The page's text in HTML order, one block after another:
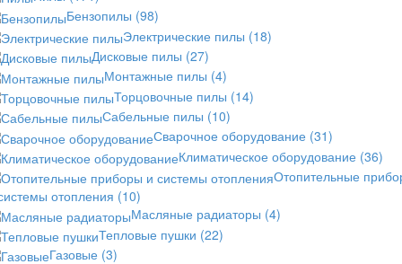
Бензопилы (98)
Электрические пилы (18)
Дисковые пилы (27)
Монтажные пилы (4)
Торцовочные пилы (14)
Сабельные пилы (10)
Сварочное оборудование (31)
Климатическое оборудование (36)
Отопительные
отопления (10)
Масляные радиаторы (4)
Тепловые пушки (22)
Газовые (3)